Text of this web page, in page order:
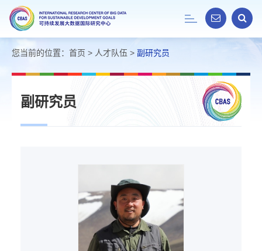
Toggle
navigation
您当前的位置： 首页 > 人才队伍 > 副研究员
副研究员